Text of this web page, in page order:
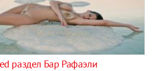
раздел Бар Рафаэли